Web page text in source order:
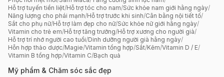
Hỗ trợ tuyến tiền liệt/Hỗ trợ tóc cho nam/Sức khỏe nam giới hằng ngày/
Năng lượng cho phái mạnh/Hỗ trợ trước khi sinh/Cân bằng nội tiết tố/
Sắt cho phụ nữ/Hỗ trợ làm đẹp cho nữ/Sức khỏe nữ giới hằng ngày/
Vitamin cho trẻ em/Hỗ trợ tăng trưởng/Hỗ trợ xương cho người già/
Hỗ trợ trí nhớ người cao tuổi/Dinh dưỡng người già hằng ngày/
Hỗn hợp thảo dược/Magie/Vitamin tổng hợp/Sắt/Kẽm/Vitamin D / E/
Vitamin B tổng hợp/Vitamin C/Bạch quả
Mỹ phẩm & Chăm sóc sắc đẹp